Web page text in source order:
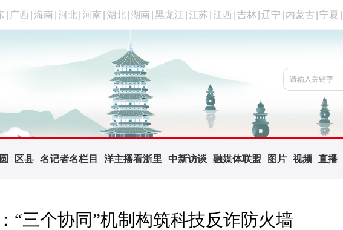
广西 海南 河北 河南 湖北 湖南 黑龙江 江苏 江西 吉林 辽宁 内蒙古 宁夏
区县 名记者名栏目 洋主播看浙里 中新访谈 融媒体联盟 图片 视频 直播
“三个协同”机制构筑科技反诈防火墙